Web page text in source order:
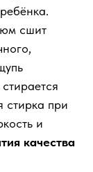
сшит
стирка при
и
качества